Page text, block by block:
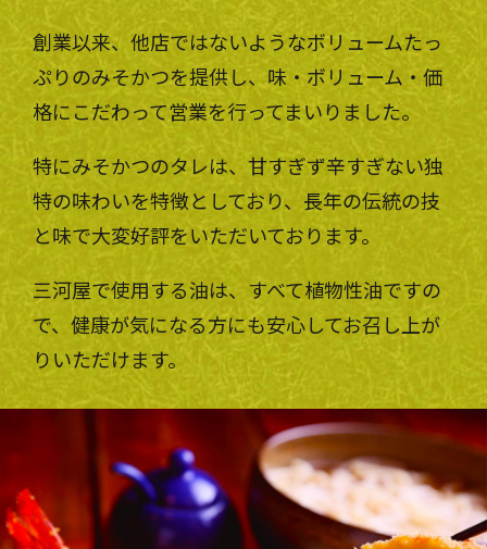
創業以来、他店ではないようなボリュームたっ
ぷりのみそかつを提供し、味・ボリューム・価
格にこだわって営業を行ってまいりました。
特にみそかつのタレは、甘すぎず辛すぎない独
特の味わいを特徴としており、長年の伝統の技
と味で大変好評をいただいております。
三河屋で使用する油は、すべて植物性油ですの
で、健康が気になる方にも安心してお召し上が
りいただけます。